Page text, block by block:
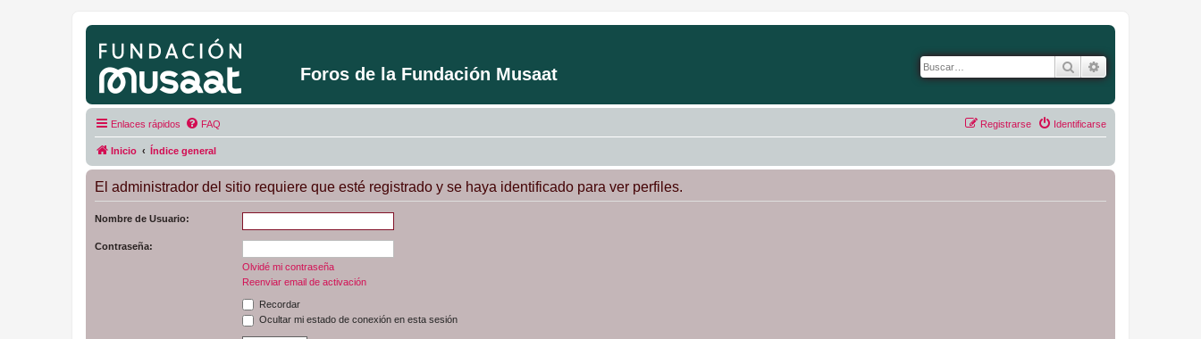
Foros de la Fundación Musaat Buscar
Enlaces rápidos FAQ Identificarse
Registrarse
Inicio Índice general
El administrador del sitio requiere que esté registrado y se haya identificado para ver perfiles.
Nombre de Usuario:
Contraseña:
Olvidé mi contraseña
Reenviar email de activación
Recordar
Ocultar mi estado de conexión en esta sesión